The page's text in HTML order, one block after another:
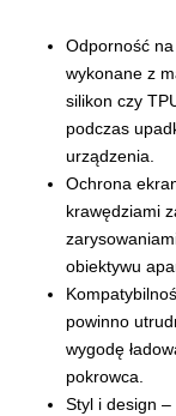
Odporność
wykonane z
silikon czy
podczas
urządzenia.
Ochrona
krawędziami
obiektywu
powinno
wygodę
pokrowca.
Styl i design